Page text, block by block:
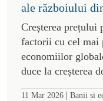
ale războiului
Creșterea prețului
factorii cu cel mai
economiilor
duce la creșterea
11 Mar 2026 | Banii si